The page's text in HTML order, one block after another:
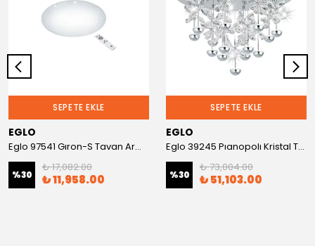
SEPETE EKLE
EGLO
Eglo 97541 Gıron-S Tavan Armatürü
%30
₺ 17,082.00
₺ 11,958.00
SEPETE EKLE
EGLO
Eglo 39245 Pıanopolı Kristal Taşlı Tavan Armatürü
%30
₺ 73,004.00
₺ 51,103.00